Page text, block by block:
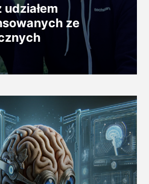
ze